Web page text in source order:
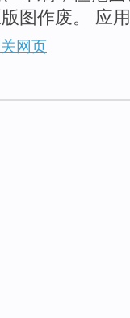
图作废。 应
网页